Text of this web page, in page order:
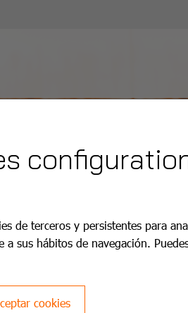
de terceros y persistentes para
a sus hábitos de navegación.
cookies